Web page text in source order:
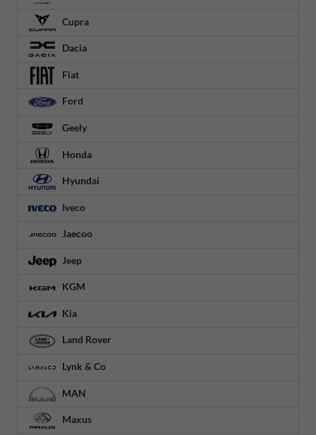
Cupra
Dacia
Fiat
Ford
Geely
Honda
Hyundai
Iveco
Jaecoo
Jeep
KGM
Kia
Land Rover
Lynk & Co
MAN
Maxus